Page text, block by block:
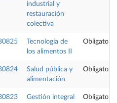
industrial y
restauración
colectiva
Tecnología de
los alimentos II
Obligatoria
Salud pública y
alimentación
Obligatoria
Gestión integral
Obligatoria